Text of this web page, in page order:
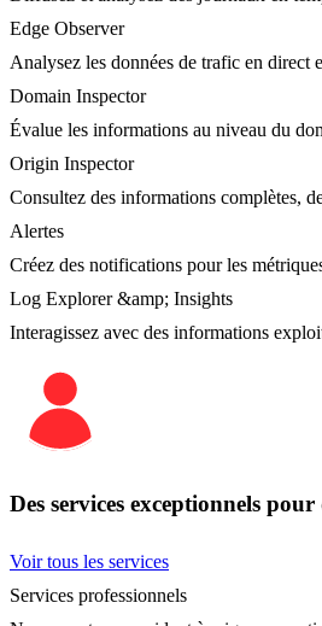
Edge Observer
Analysez les données de trafic en direct
Domain Inspector
Évalue les informations au niveau du
Origin Inspector
Consultez des informations complètes,
Alertes
Créez des notifications pour les
Log Explorer &amp; Insights
Interagissez avec des informations
Des services exceptionnels
Voir tous les services
Services professionnels